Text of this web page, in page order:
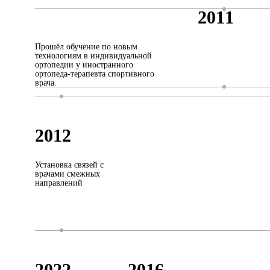
2011
Прошёл обучение по новым
технологиям в индивидуальной
ортопедии у иностранного
ортопеда-терапевта спортивного
врача.
2012
Установка связей с
врачами смежных
направлений